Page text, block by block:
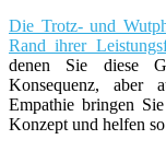
Die Trotz- und
Rand ihrer
denen Sie diese
Konsequenz, aber
Empathie bringen
Konzept und helfen